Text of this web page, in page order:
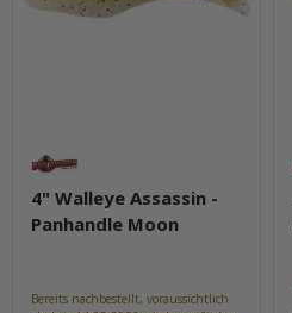
4" Walleye Assassin -
Panhandle Moon
Bereits nachbestellt, voraussichtlich